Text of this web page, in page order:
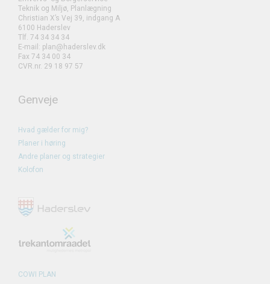
Teknik og Miljø, Planlægning
Christian X’s Vej 39, indgang A
6100 Haderslev
Tlf. 74 34 34 34
E-mail: plan@haderslev.dk
Fax 74 34 00 34
CVR.nr. 29 18 97 57
Genveje
Hvad gælder for mig?
Planer i høring
Andre planer og strategier
Kolofon
COWI PLAN